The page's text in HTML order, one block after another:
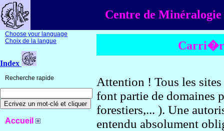
Centre de Minéralogie
Choose your language
Choix de la langue
Index
Recherche rapide
Accueil
Attention ! Tous les
font partie de domaines
forestiers,... ). Une
entendu absolument